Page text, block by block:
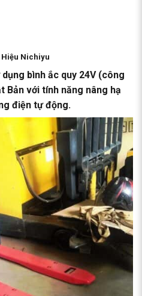
Hiệu Nichiyu
dụng bình ắc quy 24V (công
Bản với tính năng nâng hạ
điện tự động.